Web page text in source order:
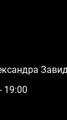
19:00